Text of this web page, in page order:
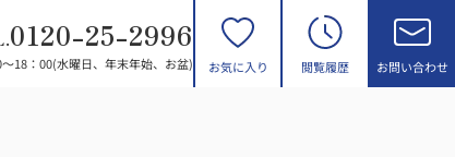
0120-25-2996
18：00(水曜日、年末年始、お盆) お気に入り 閲覧履歴 お問い合わせ